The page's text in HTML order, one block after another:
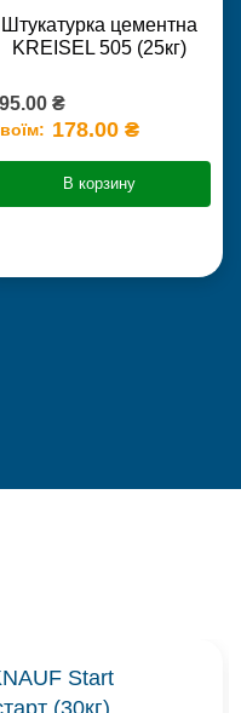
Штукатурка цементна
KREISEL 505 (25кг)
₴
178.00 ₴
В корзину
Start